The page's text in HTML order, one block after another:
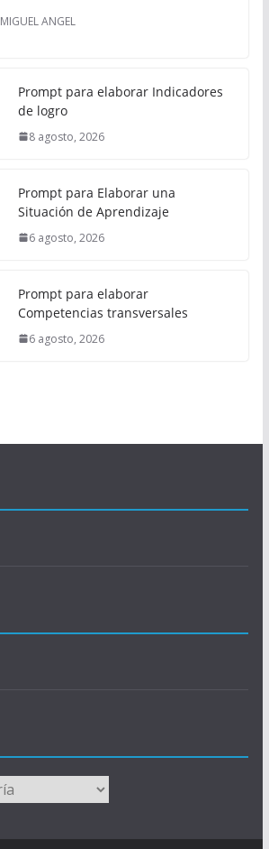
MIGUEL ANGEL
Prompt para elaborar Indicadores
de logro
8 agosto, 2026
Prompt para Elaborar una
Situación de Aprendizaje
6 agosto, 2026
Prompt para elaborar
Competencias transversales
6 agosto, 2026